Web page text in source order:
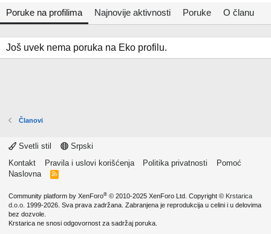
Poruke na profilima Najnovije aktivnosti Poruke O članu
Još uvek nema poruka na Eko profilu.
Članovi
Svetli stil
Srpski
Kontakt
Pravila i uslovi korišćenja Politika privatnosti
Pomoć
Naslovna
R
Community platform by XenForo® © 2010-2025 XenForo Ltd. Copyright © Krstarica
d.o.o. 1999-2026. Sva prava zadržana. Zabranjena je reprodukcija u celini i u delovima
bez dozvole.
Krstarica ne snosi odgovornost za sadržaj poruka.